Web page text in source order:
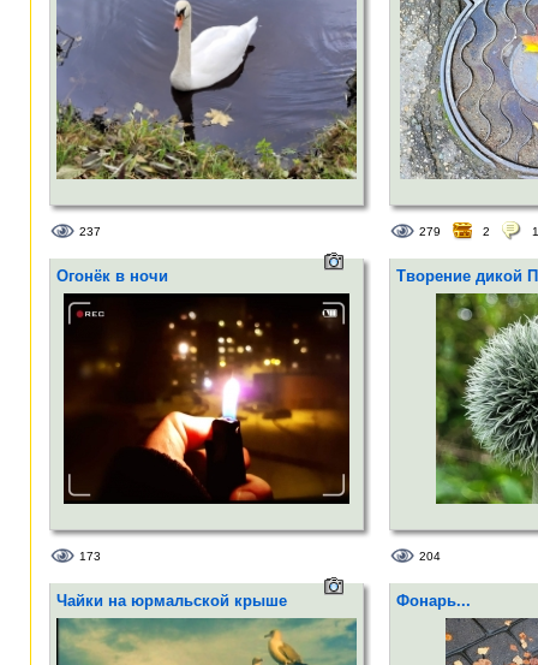
237 279 2 1
Огонёк в ночи
173
Творение дикой
204
Чайки на юрмальской крыше Фонарь...